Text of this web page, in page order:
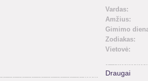
Vardas:
Amžius:
Gimimo
Zodiakas:
Vietovė:
Draugai